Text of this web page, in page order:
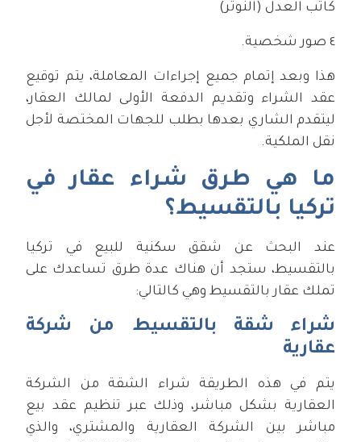
كاتب العدل (النوتر)
٤ صور شخصية.
هذا وبعد إتمام جميع إجراءات المعاملة، يتم توقيع
عقد الشراء وتقديم الدفعة الأولى لمالك العقار،
ليتقدم الشاري بعدها بطلب للجهات المختصة لأجل
نقل الملكية.
ما هي طرق شراء عقار في
تركيا بالتقسيط؟
عند البحث عن شقق سكنية للبيع في تركيا
بالتقسيط، ستجد أن هناك عدة طرق تساعدك على
تملك عقار بالتقسيط وهي كالتالي:
شراء شقة بالتقسيط من شركة
عقارية
يتم في هذه الطريقة شراء الشقة من الشركة
العقارية بشكل مباشر، وذلك عبر تنظيم عقد بيع
مباشر بين الشركة العقارية والمشتري، والذي